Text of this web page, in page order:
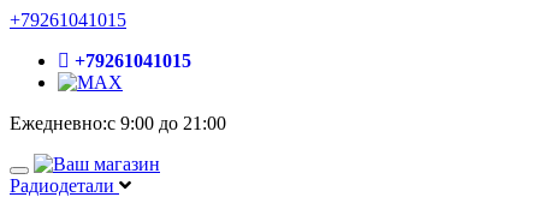
+79261041015
+79261041015
Ежедневно:с 9:00 до 21:00
Радиодетали